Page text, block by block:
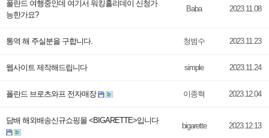
폴란드 여행중인데 여기서 워킹홀리데이 신청가
능한가요?
Baba 2023.11.08
통역 해 주실분을 구합니다. 청범수 2023.11.23
웹사이트 제작해드립니다 simple 2023.11.24
폴란드 브로츠와프 전자매장 이종혁 2023.12.04
담배 해외배송신규쇼핑몰 <BIGARETTE>입니다
bigarette 2023.12.13